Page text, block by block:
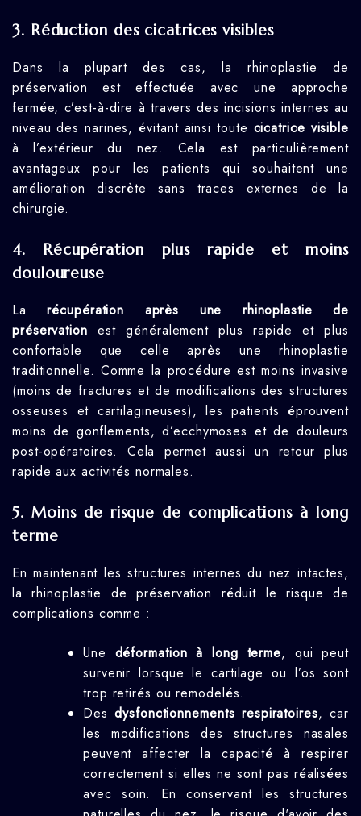
3. Réduction des cicatrices visibles
Dans la plupart des cas, la rhinoplastie de
préservation est effectuée avec une approche
fermée, c’est-à-dire à travers des incisions internes au
niveau des narines, évitant ainsi toute cicatrice visible
à l’extérieur du nez. Cela est particulièrement
avantageux pour les patients qui souhaitent une
amélioration discrète sans traces externes de la
chirurgie.
4. Récupération plus rapide et moins
douloureuse
Larécupération après une rhinoplastie de
préservation est généralement plus rapide et plus
confortable que celle après une rhinoplastie
traditionnelle. Comme la procédure est moins invasive
(moins de fractures et de modifications des structures
osseuses et cartilagineuses), les patients éprouvent
moins de gonflements, d’ecchymoses et de douleurs
post-opératoires. Cela permet aussi un retour plus
rapide aux activités normales.
5.Moins de risque de complications à long
terme
En maintenant les structures internes du nez intactes,
la rhinoplastie de préservation réduit le risque de
complications comme :
Une déformation à long terme, qui peut
survenir lorsque le cartilage ou l’os sont
trop retirés ou remodelés.
Desdysfonctionnements respiratoires, car
les modifications des structures nasales
peuvent affecter la capacité à respirer
correctement si elles ne sont pas réalisées
avec soin. En conservant les structures